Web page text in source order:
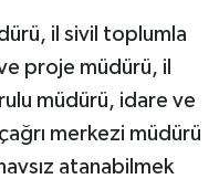
il sivil toplumla
proje müdürü, il
müdürü, idare ve
merkezi müdürü
atanabilmek